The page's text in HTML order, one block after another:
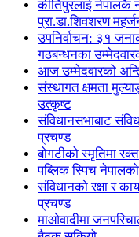
कीर्तिपुरलाई
प्रा.डा.शिवशरण
उपनिर्वाचन: ३१
गठबन्धनका
आज उम्मेदवारको
संस्थागत क्षमता
उत्कृष्ट
संविधानसभाबाट
प्रचण्ड
बोगटीको स्मृतिमा
पब्लिक स्पिच
संविधानको रक्षा र
प्रचण्ड
माओवादीमा